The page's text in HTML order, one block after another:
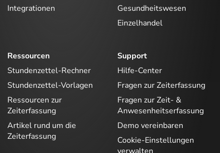
Integrationen
Gesundheitswesen
Einzelhandel
Ressourcen
Stundenzettel-Rechner
Stundenzettel-Vorlagen
Ressourcen zur
Zeiterfassung
Artikel rund um die
Zeiterfassung
Support
Hilfe-Center
Fragen zur Zeiterfassung
Fragen zur Zeit- &
Anwesenheitserfassung
Demo vereinbaren
Cookie-Einstellungen